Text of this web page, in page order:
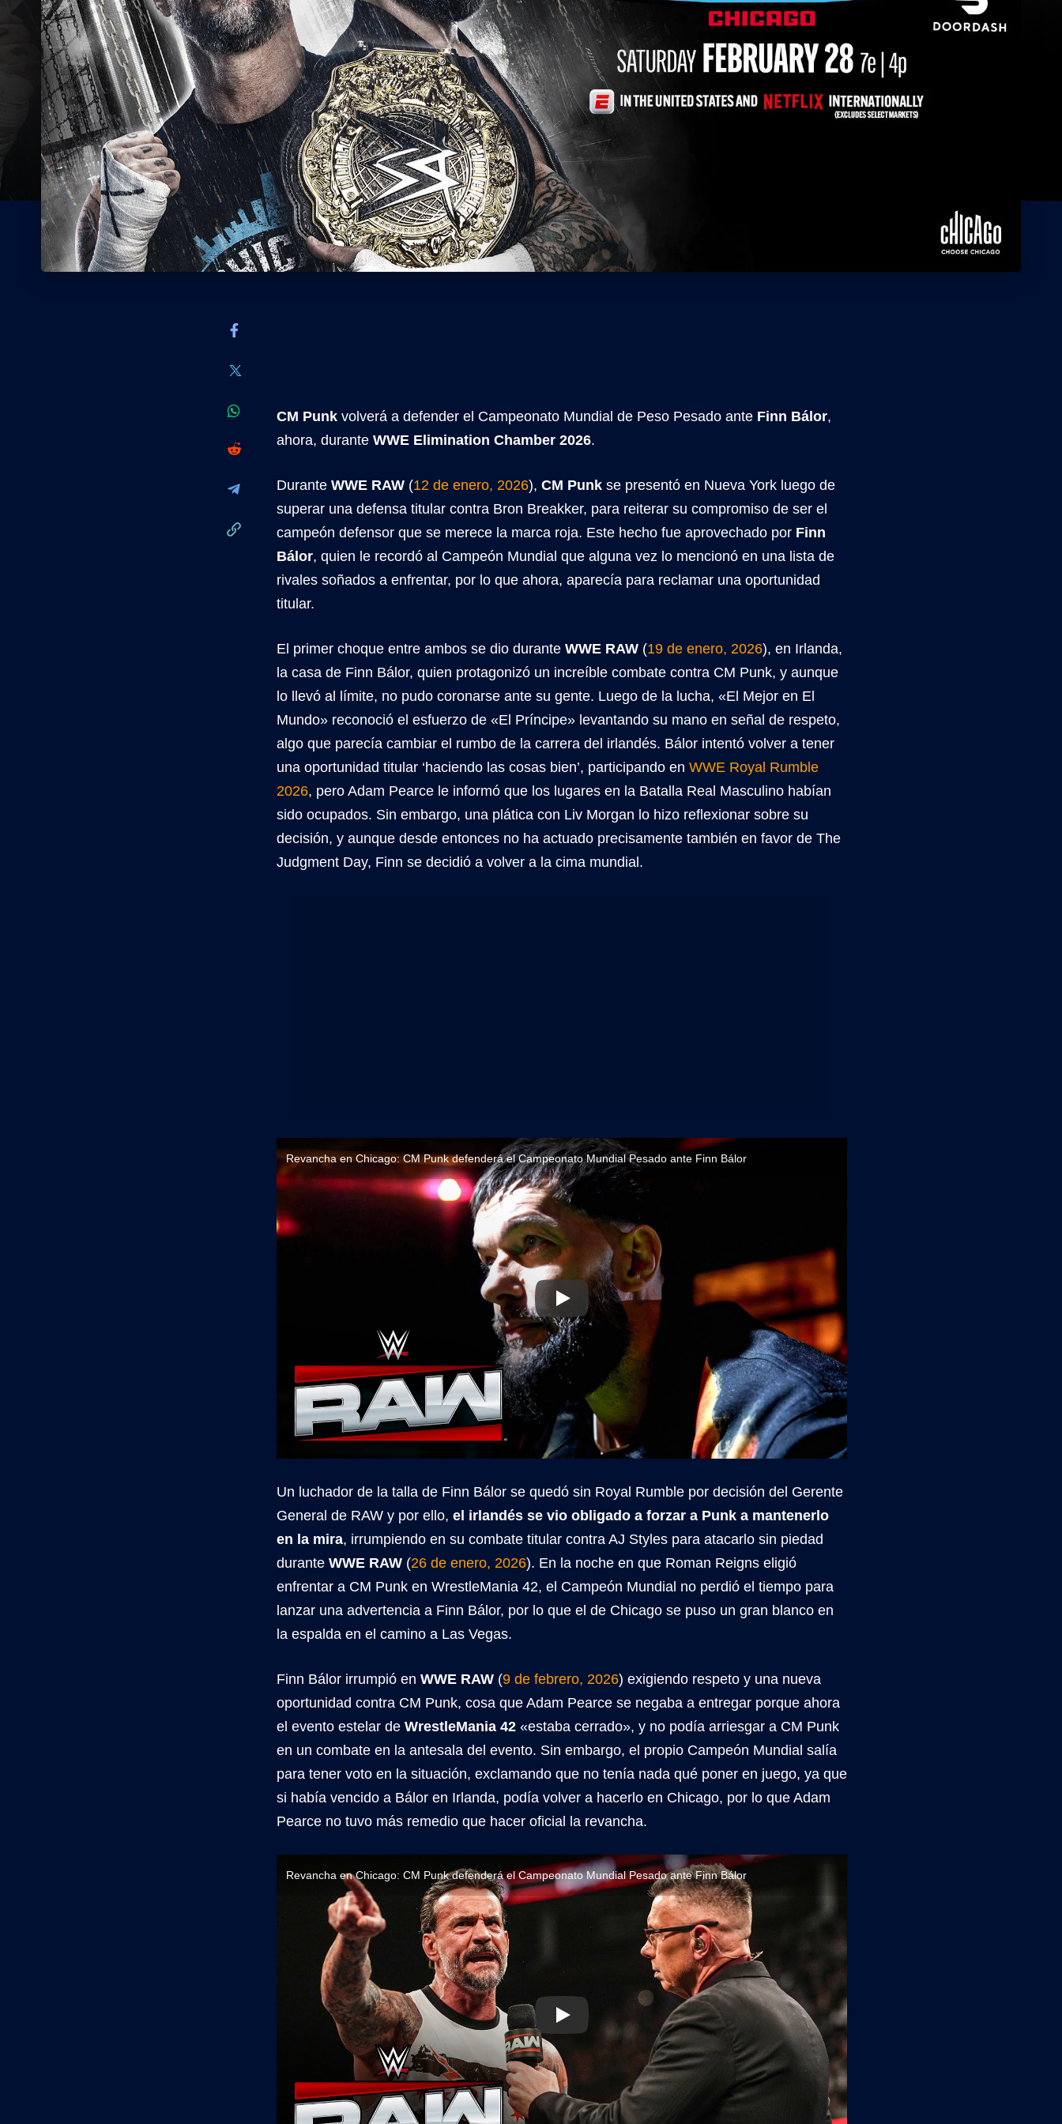
CM Punk volverá a defender el Campeonato Mundial de Peso Pesado ante Finn Bálor,
ahora, durante WWE Elimination Chamber 2026.
Durante WWE RAW (12 de enero, 2026), CM Punk se presentó en Nueva York luego de
superar una defensa titular contra Bron Breakker, para reiterar su compromiso de ser el
campeón defensor que se merece la marca roja. Este hecho fue aprovechado por Finn
Bálor, quien le recordó al Campeón Mundial que alguna vez lo mencionó en una lista de
rivales soñados a enfrentar, por lo que ahora, aparecía para reclamar una oportunidad
titular.
El primer choque entre ambos se dio durante WWE RAW (19 de enero, 2026), en Irlanda,
la casa de Finn Bálor, quien protagonizó un increíble combate contra CM Punk, y aunque
lo llevó al límite, no pudo coronarse ante su gente. Luego de la lucha, «El Mejor en El
Mundo» reconoció el esfuerzo de «El Príncipe» levantando su mano en señal de respeto,
algo que parecía cambiar el rumbo de la carrera del irlandés. Bálor intentó volver a tener
una oportunidad titular ‘haciendo las cosas bien’, participando en WWE Royal Rumble
2026, pero Adam Pearce le informó que los lugares en la Batalla Real Masculino habían
sido ocupados. Sin embargo, una plática con Liv Morgan lo hizo reflexionar sobre su
decisión, y aunque desde entonces no ha actuado precisamente también en favor de The
Judgment Day, Finn se decidió a volver a la cima mundial.
Revancha en Chicago: CM Punk defenderá el Campeonato Mundial Pesado ante Finn Bálor
Un luchador de la talla de Finn Bálor se quedó sin Royal Rumble por decisión del Gerente
General de RAW y por ello, el irlandés se vio obligado a forzar a Punk a mantenerlo
en la mira, irrumpiendo en su combate titular contra AJ Styles para atacarlo sin piedad
durante WWE RAW (26 de enero, 2026). En la noche en que Roman Reigns eligió
enfrentar a CM Punk en WrestleMania 42, el Campeón Mundial no perdió el tiempo para
lanzar una advertencia a Finn Bálor, por lo que el de Chicago se puso un gran blanco en
la espalda en el camino a Las Vegas.
Finn Bálor irrumpió en WWE RAW (9 de febrero, 2026) exigiendo respeto y una nueva
oportunidad contra CM Punk, cosa que Adam Pearce se negaba a entregar porque ahora
el evento estelar de WrestleMania 42 «estaba cerrado», y no podía arriesgar a CM Punk
en un combate en la antesala del evento. Sin embargo, el propio Campeón Mundial salía
para tener voto en la situación, exclamando que no tenía nada qué poner en juego, ya que
si había vencido a Bálor en Irlanda, podía volver a hacerlo en Chicago, por lo que Adam
Pearce no tuvo más remedio que hacer oficial la revancha.
Revancha en Chicago: CM Punk defenderá el Campeonato Mundial Pesado ante Finn Bálor